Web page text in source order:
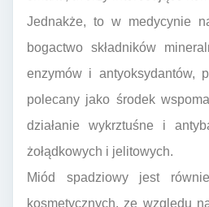
Jednakże, to w medycynie
bogactwo składników
enzymów i antyoksydantów,
polecany jako środek
działanie wykrztuśne i
żołądkowych i jelitowych.
Miód spadziowy jest
kosmetycznych, ze względu